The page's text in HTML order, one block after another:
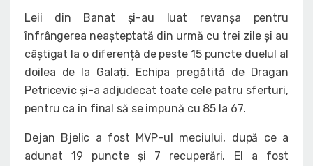
Leii din Banat și-au luat revanșa pentru
înfrângerea neașteptată din urmă cu trei zile și au
câștigat la o diferență de peste 15 puncte duelul al
doilea de la Galați. Echipa pregătită de Dragan
Petricevic și-a adjudecat toate cele patru sferturi,
pentru ca în final să se impună cu 85 la 67.
Dejan Bjelic a fost MVP-ul meciului, după ce a
adunat 19 puncte și 7 recuperări. El a fost